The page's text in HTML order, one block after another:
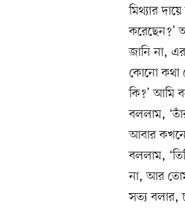
মিথ্যার
করেছেন?’
জানি না,
কোনো কথা
কি?’ আমি
বললাম,
আবার
বললাম,
না, আর
সত্য বলার,